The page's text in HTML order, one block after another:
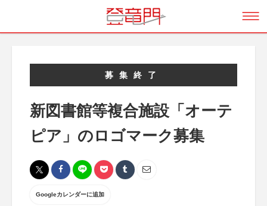
募集終了
新図書館等複合施設「オーテ
ピア」のロゴマーク募集
Googleカレンダーに追加